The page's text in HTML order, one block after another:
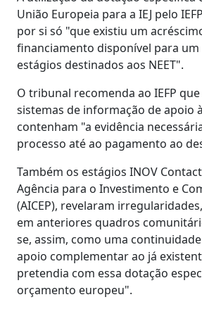
União Europeia para a IEJ pelo
por si só "que existiu um
financiamento disponível para
estágios destinados aos NEET".
O tribunal recomenda ao IEFP
sistemas de informação de apoio
contenham "a evidência
processo até ao pagamento ao
Também os estágios INOV
Agência para o Investimento e
(AICEP), revelaram
em anteriores quadros
se, assim, como uma
apoio complementar ao já
pretendia com essa dotação
orçamento europeu".